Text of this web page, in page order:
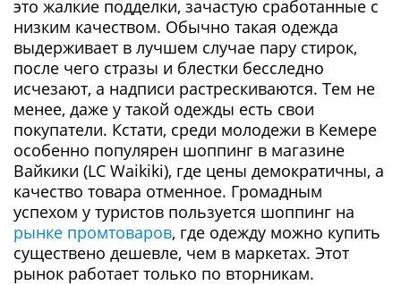
это жалкие подделки, зачастую сработанные с
низким качеством. Обычно такая одежда
выдерживает в лучшем случае пару стирок,
после чего стразы и блестки бесследно
исчезают, а надписи растрескиваются. Тем не
менее, даже у такой одежды есть свои
покупатели. Кстати, среди молодежи в Кемере
особенно популярен шоппинг в магазине
Вайкики (LC Waikiki), где цены демократичны, а
качество товара отменное. Громадным
успехом у туристов пользуется шоппинг на
рынке промтоваров, где одежду можно купить
существено дешевле, чем в маркетах. Этот
рынок работает только по вторникам.